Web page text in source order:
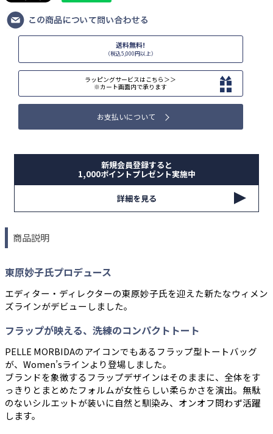
送料無料!
（税込5,000円以上）
ラッピングサービスはこちら＞＞
※カート画面内で承ります
お支払いについて
新規会員登録すると
1,000ポイントプレゼント実施中
詳細を見る
商品説明
東原妙子氏プロデュース
エディター・ディレクターの東原妙子氏を迎えた新たなウィメン
ズラインがデビューしました。
フラップが映える、洗練のコンパクトトート
PELLE MORBIDAのアイコンでもあるフラップ型トートバッグ
が、Women’sラインより登場しました。
ブランドを象徴するフラップデザインはそのままに、全体をす
っきりとまとめたフォルムが女性らしい柔らかさを演出。無駄
のないシルエットが装いに自然と馴染み、オンオフ問わず活躍
します。